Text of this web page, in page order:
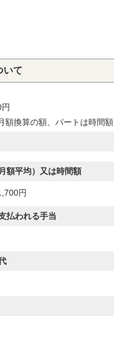
いて
額換算の額、パートは時間額
額平均）又は時間額
円
払われる手当